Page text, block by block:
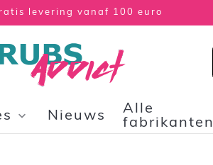
levering vanaf 100 euro
Nieuws
Alle
fabrikanten